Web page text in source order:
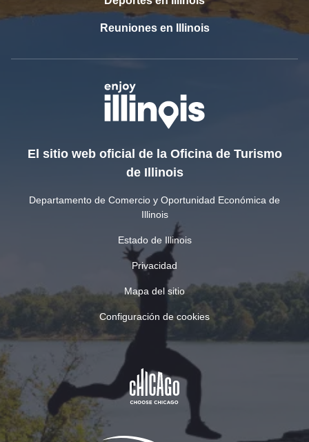
Reuniones en Illinois
El sitio web oficial de la Oficina de Turismo
de Illinois
Departamento de Comercio y Oportunidad Económica de
Illinois
Estado de Illinois
Privacidad
Mapa del sitio
Configuración de cookies